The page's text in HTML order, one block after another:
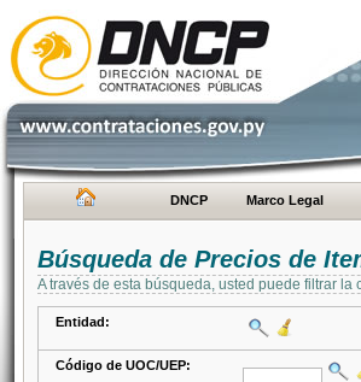
DNCP Marco Legal
Búsqueda de Precios de
A través de esta búsqueda, usted puede filtrar
Entidad:
Código de UOC/UEP: